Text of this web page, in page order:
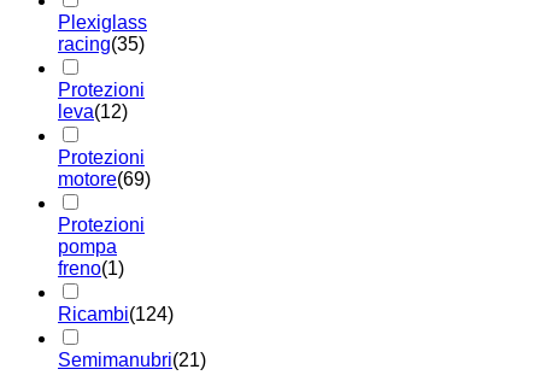
Plexiglass
racing(35)
Protezioni
leva(12)
Protezioni
motore(69)
Protezioni
pompa
freno(1)
Ricambi(124)
Semimanubri(21)